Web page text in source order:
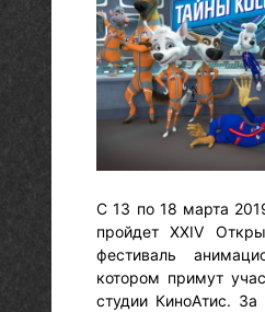
С 13 по 18 марта
пройдет XXIV
фестиваль
котором примут
студии КиноАтис.